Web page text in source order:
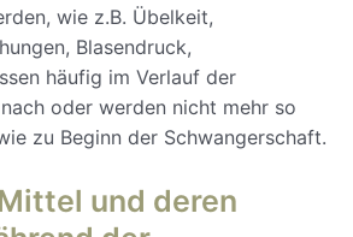
wie z.B. Übelkeit,
Blasendruck,
häufig im Verlauf der
oder werden nicht mehr so
zu Beginn der Schwangerschaft.
und deren